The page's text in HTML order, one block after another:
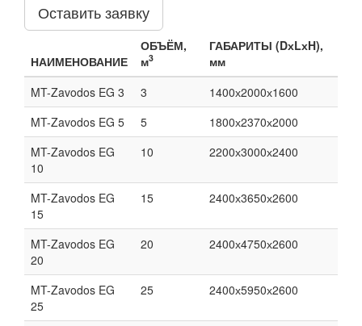
Оставить заявку
НАИМЕНОВАНИЕ
ОБЪЁМ,
м3
ГАБАРИТЫ (DхLхH),
мм
MT-Zavodos EG 3
3
1400х2000х1600
MT-Zavodos EG 5
5
1800х2370х2000
MT-Zavodos EG
10
10 2200х3000х2400
MT-Zavodos EG
15
15 2400х3650х2600
MT-Zavodos EG
20
20 2400х4750х2600
MT-Zavodos EG
25
25 2400х5950х2600